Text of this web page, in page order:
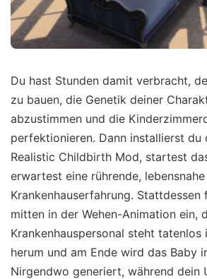
Du hast Stunden damit verbracht,
zu bauen, die Genetik deiner
abzustimmen und die
perfektionieren. Dann installierst du
Realistic Childbirth Mod, startest
erwartest eine rührende, lebensnahe
Krankenhauserfahrung. Stattdessen
mitten in der Wehen-Animation ein,
Krankenhauspersonal steht
herum und am Ende wird das Baby
Nirgendwo generiert, während dein